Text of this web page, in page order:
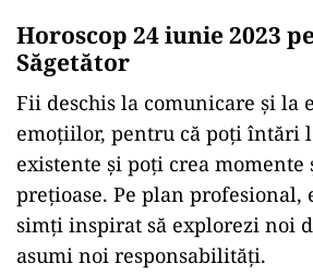
Horoscop 24 iunie 2023
Săgetător
Fii deschis la comunicare și la
emoțiilor, pentru că poți întări
existente și poți crea
prețioase. Pe plan profesional,
simți inspirat să explorezi noi
asumi noi responsabilități.